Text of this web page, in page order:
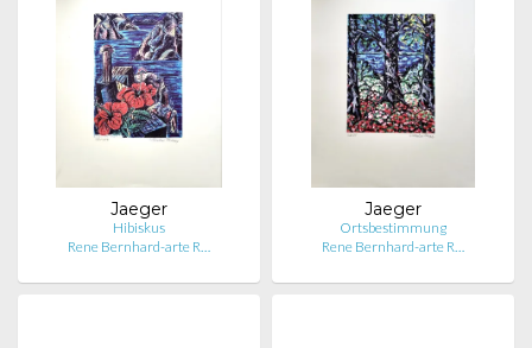
Jaeger
Hibiskus
Rene Bernhard-arte R…
Jaeger
Ortsbestimmung
Rene Bernhard-arte R…